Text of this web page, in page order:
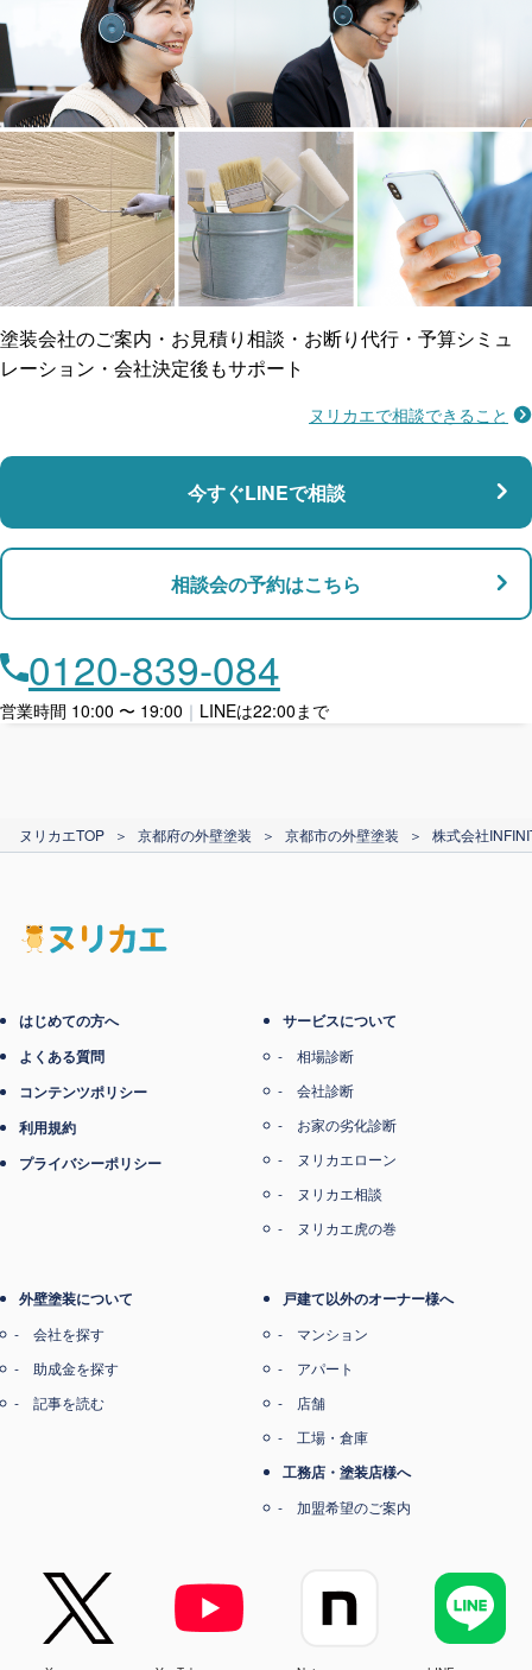
工事保険
ご近所トラブルに
賠償保険
支払い対応
ローン利用
カード支払い
雨漏り修繕
防水工事
マンション・アパート対応
店舗・事務所対応
塗装会社のご案内・お見積り相談・お断り代行・予算シミュ
レーション・会社決定後もサポート
ヌリカエで相談できること
今すぐLINEで相談
相談会の予約はこちら
0120-839-084
営業時間 10:00 〜 19:00 ｜ LINEは22:00まで
ヌリカエTOP ＞ 京都府の外壁塗装 ＞ 京都市の外壁塗装 ＞ 株式会社
はじめての方へ
よくある質問
コンテンツポリシー
利用規約
プライバシーポリシー
サービスについて
相場診断
会社診断
お家の劣化診断
ヌリカエローン
ヌリカエ相談
ヌリカエ虎の巻
外壁塗装について
会社を探す
助成金を探す
記事を読む
戸建て以外のオーナー様へ
マンション
アパート
店舗
工場・倉庫
工務店・塗装店様へ
加盟希望のご案内